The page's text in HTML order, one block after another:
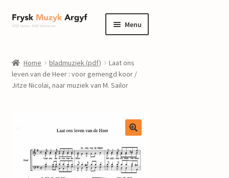
Ga
door
navigatie
Ga
naar
inhoud
Menu
informatie
Submenu
Componisten
nieuws
Home bladmuziek (pdf)
Laat ons
leven van de Heer : voor gemengd koor /
Jitze Nicolai, naar muziek van M. Sailor